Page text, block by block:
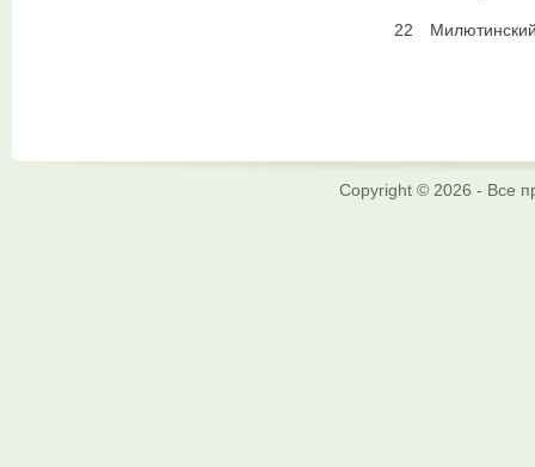
22
Copyright © 2026 - Все